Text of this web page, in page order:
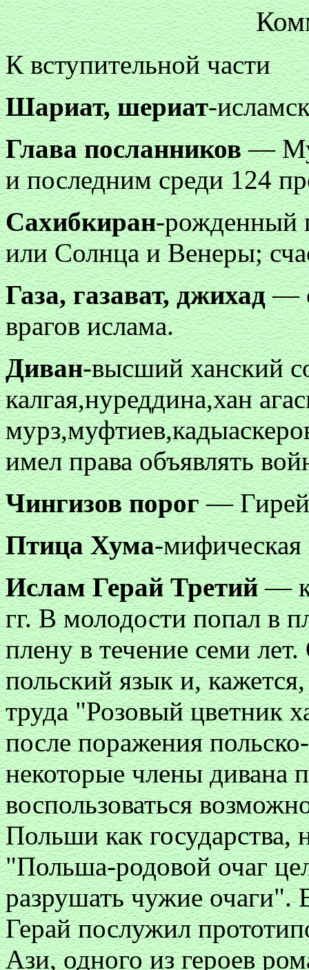
К вступительной части
Шариат, шериат-
Глава посланников—
и последним среди 124
Сахибкиран-рожденный
или Солнца и Венеры;
Газа, газават, джихад—
врагов ислама.
Диван-высший ханский
калгая,нуреддина,хан
имел права объявлять
Чингизов порог— Гирей
Птица Хума-мифическая
Ислам Герай Третий—
гг. В молодости попал в
плену в течение семи
польский язык и,
труда "Розовый цветник
после поражения
некоторые члены дивана
воспользоваться
Польши как государства,
"Польша-родовой очаг
разрушать чужие
Герай послужил
Ази, одного из героев